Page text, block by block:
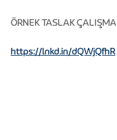
ÖRNEK TASLAK ÇALIŞMA
https://lnkd.in/dQWjQfhR